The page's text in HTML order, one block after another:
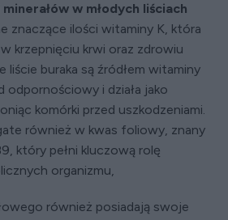
w młodych liściach
znaczące ilości witaminy K, która
krzepnięciu krwi oraz zdrowiu
liście buraka są źródłem witaminy
odpornościowy i działa jako
komórki przed uszkodzeniami.
również w kwas foliowy, znany
który pełni kluczową rolę
organizmu,
również posiadają swoje